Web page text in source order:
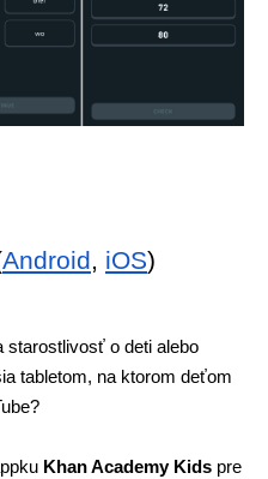
Android, iOS)
starostlivosť o deti alebo
tabletom, na ktorom deťom
Khan Academy Kids pre